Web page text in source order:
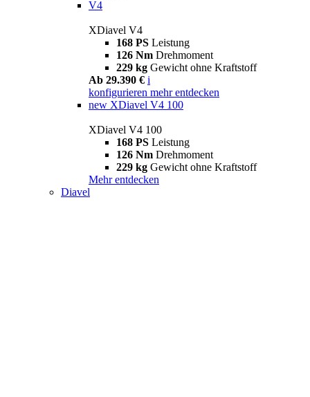
V4
XDiavel V4
168 PS Leistung
126 Nm Drehmoment
229 kg Gewicht ohne Kraftstoff
Ab 29.390 € i
konfigurieren mehr entdecken
new XDiavel V4 100
XDiavel V4 100
168 PS Leistung
126 Nm Drehmoment
229 kg Gewicht ohne Kraftstoff
Mehr entdecken
Diavel